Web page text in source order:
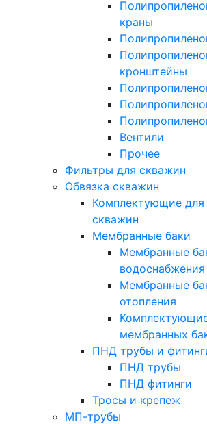
краны
кронштейны
Вентили
Прочее
Фильтры для скважин
Обвязка скважин
Комплектующие для
скважин
Мембранные баки
Мембранные
водоснабжения
Мембранные
отопления
мембранных
ПНД трубы и
ПНД трубы
ПНД фитинги
Тросы и крепеж
МП-трубы